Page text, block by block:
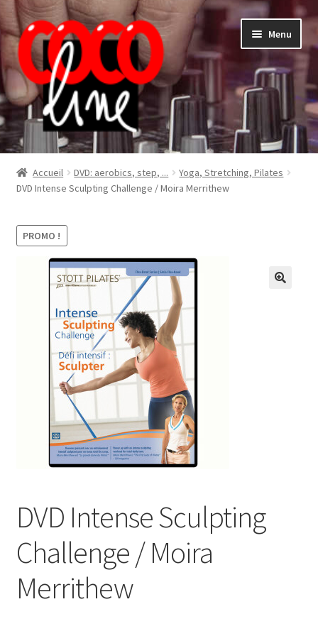
Aller
à
la
navigation
Aller
au
contenu
Menu
Shop
Accueil DVD: aerobics, step, ...
Yoga, Stretching, Pilates
DVD Intense Sculpting Challenge / Moira Merrithew
PROMO !
DVD Intense Sculpting
Challenge / Moira
Merrithew